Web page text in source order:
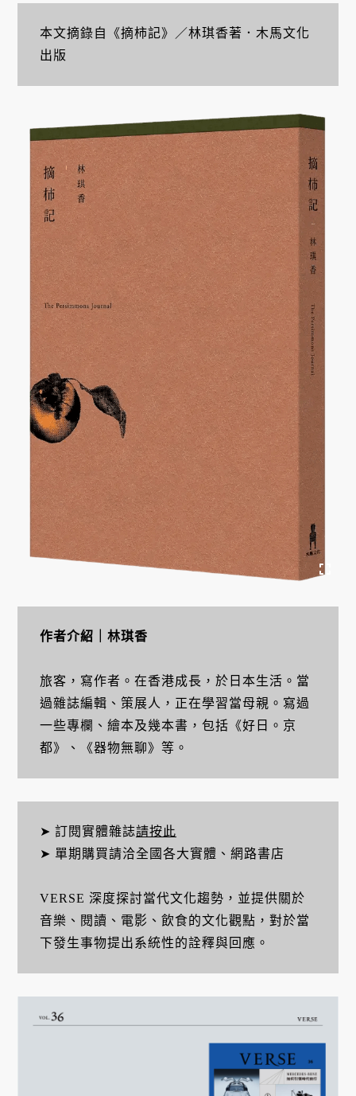
本文摘錄自《摘柿記》／林琪香著．木馬文化
出版
作者介紹｜林琪香
旅客，寫作者。在香港成長，於日本生活。當
過雜誌編輯、策展人，正在學習當母親。寫過
一些專欄、繪本及幾本書，包括《好日。京
都》、《器物無聊》等。
➤ 訂閱實體雜誌請按此
➤ 單期購買請洽全國各大實體、網路書店
VERSE 深度探討當代文化趨勢，並提供關於
音樂、閱讀、電影、飲食的文化觀點，對於當
下發生事物提出系統性的詮釋與回應。